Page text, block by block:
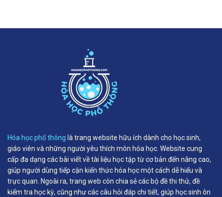
Hóa học phổ thông là trang website hữu ích dành cho học sinh,
giáo viên và những người yêu thích môn hóa học. Website cung
cấp đa dạng các bài viết về tài liệu học tập từ cơ bản đến nâng cao,
giúp người dùng tiếp cận kiến thức hóa học một cách dễ hiểu và
trực quan. Ngoài ra, trang web còn chia sẻ các bộ đề thi thử, đề
kiểm tra học kỳ, cũng như các câu hỏi đáp chi tiết, giúp học sinh ôn